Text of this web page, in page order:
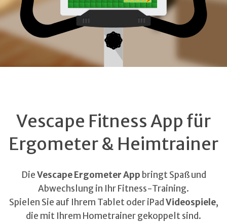
Vescape Fitness App für
Ergometer & Heimtrainer
DieVescape Ergometer App bringt Spaß und
Abwechslung in Ihr Fitness-Training.
Spielen Sie auf Ihrem Tablet oder iPad Videospiele,
die mit Ihrem Hometrainer gekoppelt sind.